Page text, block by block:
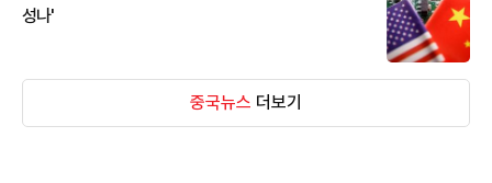
성나'
중국뉴스 더보기